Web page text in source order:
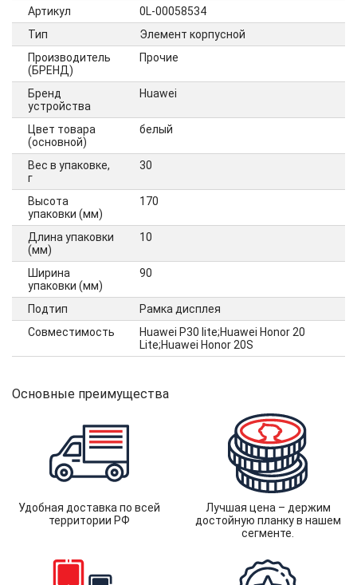
Артикул
0L-00058534
Тип
Элемент корпусной
Производитель
(БРЕНД)
Прочие
Бренд
устройства
Huawei
Цвет товара
(основной)
белый
Вес в упаковке,
г
30
Высота
упаковки (мм)
170
Длина упаковки
(мм)
10
Ширина
упаковки (мм)
90
Подтип
Рамка дисплея
Совместимость
Huawei P30 lite;Huawei Honor 20
Lite;Huawei Honor 20S
Основные преимущества
Удобная доставка по всей
территории РФ
Лучшая цена – держим
достойную планку в нашем
сегменте.